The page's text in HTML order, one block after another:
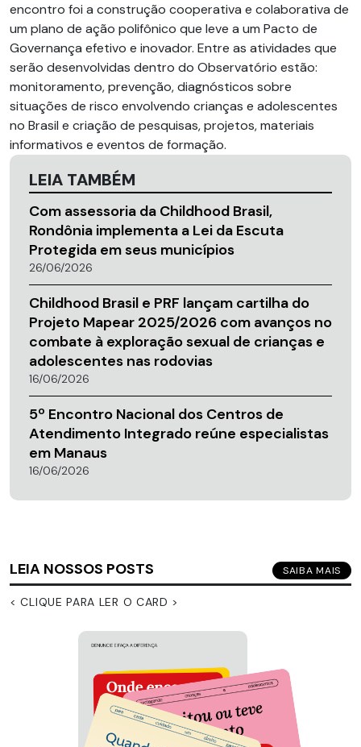
encontro foi a construção cooperativa e colaborativa de
um plano de ação polifônico que leve a um Pacto de
Governança efetivo e inovador. Entre as atividades que
serão desenvolvidas dentro do Observatório estão:
monitoramento, prevenção, diagnósticos sobre
situações de risco envolvendo crianças e adolescentes
no Brasil e criação de pesquisas, projetos, materiais
informativos e eventos de formação.
LEIA TAMBÉM
Com assessoria da Childhood Brasil,
Rondônia implementa a Lei da Escuta
Protegida em seus municípios
26/06/2026
Childhood Brasil e PRF lançam cartilha do
Projeto Mapear 2025/2026 com avanços no
combate à exploração sexual de crianças e
adolescentes nas rodovias
16/06/2026
5º Encontro Nacional dos Centros de
Atendimento Integrado reúne especialistas
em Manaus
16/06/2026
LEIA NOSSOS POSTS SAIBA MAIS
< CLIQUE PARA LER O CARD >